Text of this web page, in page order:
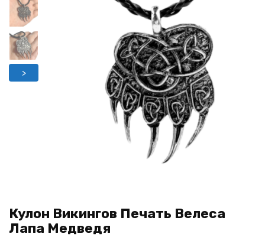
>
Кулон Викингов Печать Велеса
Лапа Медведя